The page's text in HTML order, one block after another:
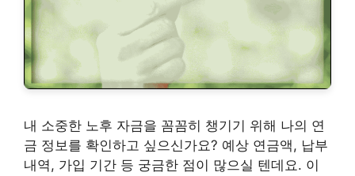
내 소중한 노후 자금을 꼼꼼히 챙기기 위해 나의 연
금 정보를 확인하고 싶으신가요? 예상 연금액, 납부
내역, 가입 기간 등 궁금한 점이 많으실 텐데요. 이